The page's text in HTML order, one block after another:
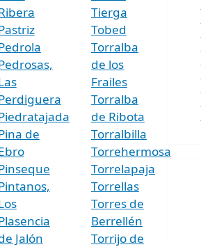
de
Jalón
Tierga
Tobed
Torralba
de los
Frailes
Torralba
de Ribota
Torralbilla
Torrehermosa
Torrelapaja
Torrellas
Torres de
Berrellén
Torrijo de